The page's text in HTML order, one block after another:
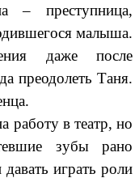
– преступница,
малыша.
даже после
преодолеть Таня.
в театр, но
зубы рано
играть роли